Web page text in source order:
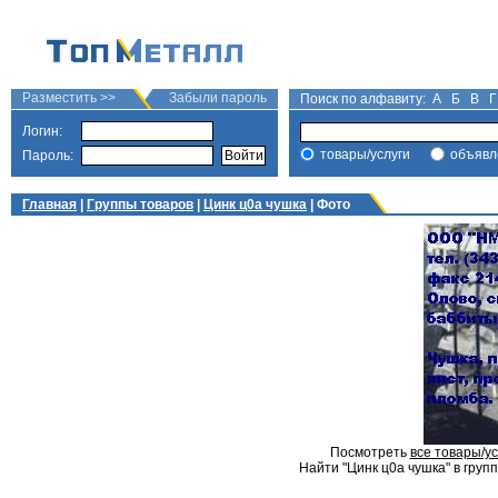
Разместить >> Забыли пароль
Логин:
Пароль:
Поиск по алфавиту: А Б В Г
товары/услуги
Главная Группы товаров Цинк ц0а чушка | Фото
Посмотреть все товары/
Найти "Цинк ц0а чушка" в